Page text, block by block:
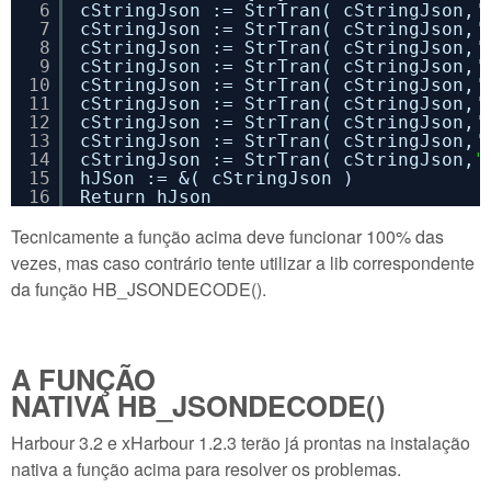
6
7
8
9
10
11
12
13
14
15
16
cStringJson := StrTran( cStringJson,
cStringJson := StrTran( cStringJson,
cStringJson := StrTran( cStringJson,
cStringJson := StrTran( cStringJson,
cStringJson := StrTran( cStringJson,
cStringJson := StrTran( cStringJson,
cStringJson := StrTran( cStringJson,
cStringJson := StrTran( cStringJson,
cStringJson := StrTran( cStringJson,
hJSon := &( cStringJson )
Return hJson
Tecnicamente a função acima deve funcionar 100% das
vezes, mas caso contrário tente utilizar a lib correspondente
da função HB_JSONDECODE().
A FUNÇÃO
NATIVA HB_JSONDECODE()
Harbour 3.2 e xHarbour 1.2.3 terão já prontas na instalação
nativa a função acima para resolver os problemas.